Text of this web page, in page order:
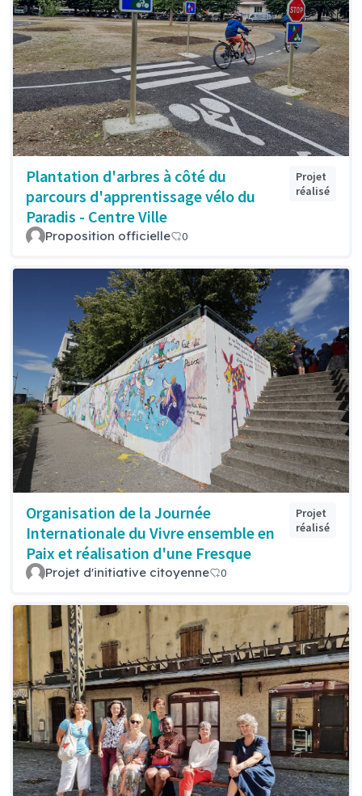
Plantation d'arbres à côté du
parcours d'apprentissage vélo du
Paradis - Centre Ville
Projet
réalisé
Proposition officielle 0
Organisation de la Journée
Internationale du Vivre ensemble en
Paix et réalisation d'une Fresque
Projet
réalisé
Projet d'initiative citoyenne 0